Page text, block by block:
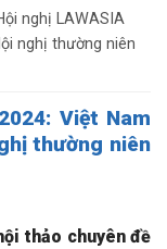
ĐỔI
nghị LAWASIA
nghị thường niên
Việt Nam
thường niên
thảo chuyên đề